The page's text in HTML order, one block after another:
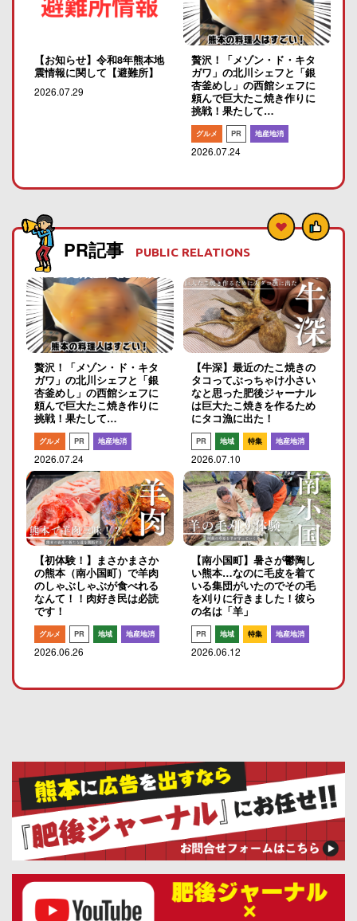
【お知らせ】令和8年熊本地
震情報に関して【避難所】
2026.07.29
贅沢！「メゾン・ド・キタ
ガワ」の北川シェフと「銀
杏釜めし」の西館シェフに
頼んで巨大たこ焼き作りに
挑戦！果たして…
グルメ PR 地産地消
2026.07.24
PR記事 PUBLIC RELATIONS
贅沢！「メゾン・ド・キタ
ガワ」の北川シェフと「銀
杏釜めし」の西館シェフに
頼んで巨大たこ焼き作りに
挑戦！果たして…
グルメ PR 地産地消
2026.07.24
【牛深】最近のたこ焼きの
タコってぶっちゃけ小さい
なと思った肥後ジャーナル
は巨大たこ焼きを作るため
にタコ漁に出た！
PR 地域 特集 地産地消
2026.07.10
【初体験！】まさかまさか
の熊本（南小国町）で羊肉
のしゃぶしゃぶが食べれる
なんて！！肉好き民は必読
です！
グルメ PR 地域 地産地消
2026.06.26
【南小国町】暑さが鬱陶し
い熊本…なのに毛皮を着て
いる集団がいたのでその毛
を刈りに行きました！彼ら
の名は「羊」
PR 地域 特集 地産地消
2026.06.12